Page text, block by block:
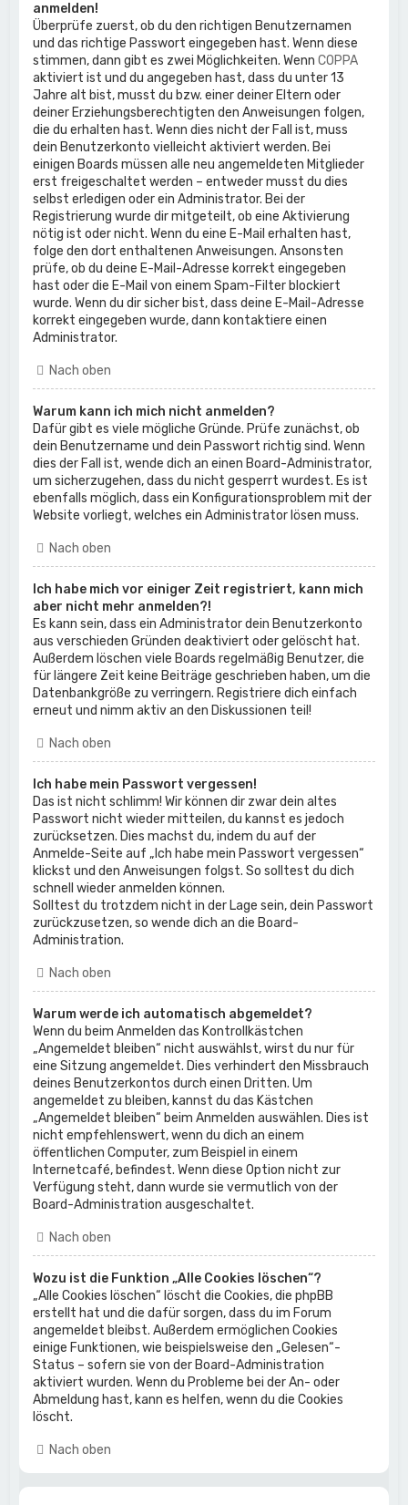
anmelden!
Überprüfe zuerst, ob du den richtigen Benutzernamen
und das richtige Passwort eingegeben hast. Wenn diese
stimmen, dann gibt es zwei Möglichkeiten. WennCOPPA
aktiviert ist und du angegeben hast, dass du unter 13
Jahre alt bist, musst du bzw. einer deiner Eltern oder
deiner Erziehungsberechtigten den Anweisungen folgen,
die du erhalten hast. Wenn dies nicht der Fall ist, muss
dein Benutzerkonto vielleicht aktiviert werden. Bei
einigen Boards müssen alle neu angemeldeten Mitglieder
erst freigeschaltet werden – entweder musst du dies
selbst erledigen oder ein Administrator. Bei der
Registrierung wurde dir mitgeteilt, ob eine Aktivierung
nötig ist oder nicht. Wenn du eine E-Mail erhalten hast,
folge den dort enthaltenen Anweisungen. Ansonsten
prüfe, ob du deine E-Mail-Adresse korrekt eingegeben
hast oder die E-Mail von einem Spam-Filter blockiert
wurde. Wenn du dir sicher bist, dass deine E-Mail-Adresse
korrekt eingegeben wurde, dann kontaktiere einen
Administrator.
Nach oben
Warum kann ich mich nicht anmelden?
Dafür gibt es viele mögliche Gründe. Prüfe zunächst, ob
dein Benutzername und dein Passwort richtig sind. Wenn
dies der Fall ist, wende dich an einen Board-Administrator,
um sicherzugehen, dass du nicht gesperrt wurdest. Es ist
ebenfalls möglich, dass ein Konfigurationsproblem mit der
Website vorliegt, welches ein Administrator lösen muss.
Nach oben
Ich habe mich vor einiger Zeit registriert, kann mich
aber nicht mehr anmelden?!
Es kann sein, dass ein Administrator dein Benutzerkonto
aus verschieden Gründen deaktiviert oder gelöscht hat.
Außerdem löschen viele Boards regelmäßig Benutzer, die
für längere Zeit keine Beiträge geschrieben haben, um die
Datenbankgröße zu verringern. Registriere dich einfach
erneut und nimm aktiv an den Diskussionen teil!
Nach oben
Ich habe mein Passwort vergessen!
Das ist nicht schlimm! Wir können dir zwar dein altes
Passwort nicht wieder mitteilen, du kannst es jedoch
zurücksetzen. Dies machst du, indem du auf der
Anmelde-Seite auf „Ich habe mein Passwort vergessen“
klickst und den Anweisungen folgst. So solltest du dich
schnell wieder anmelden können.
Solltest du trotzdem nicht in der Lage sein, dein Passwort
zurückzusetzen, so wende dich an die Board-
Administration.
Nach oben
Warum werde ich automatisch abgemeldet?
Wenn du beim Anmelden das Kontrollkästchen
„Angemeldet bleiben“ nicht auswählst, wirst du nur für
eine Sitzung angemeldet. Dies verhindert den Missbrauch
deines Benutzerkontos durch einen Dritten. Um
angemeldet zu bleiben, kannst du das Kästchen
„Angemeldet bleiben“ beim Anmelden auswählen. Dies ist
nicht empfehlenswert, wenn du dich an einem
öffentlichen Computer, zum Beispiel in einem
Internetcafé, befindest. Wenn diese Option nicht zur
Verfügung steht, dann wurde sie vermutlich von der
Board-Administration ausgeschaltet.
Nach oben
Wozu ist die Funktion „Alle Cookies löschen“?
„Alle Cookies löschen“ löscht die Cookies, die phpBB
erstellt hat und die dafür sorgen, dass du im Forum
angemeldet bleibst. Außerdem ermöglichen Cookies
einige Funktionen, wie beispielsweise den „Gelesen“-
Status – sofern sie von der Board-Administration
aktiviert wurden. Wenn du Probleme bei der An- oder
Abmeldung hast, kann es helfen, wenn du die Cookies
löscht.
Nach oben